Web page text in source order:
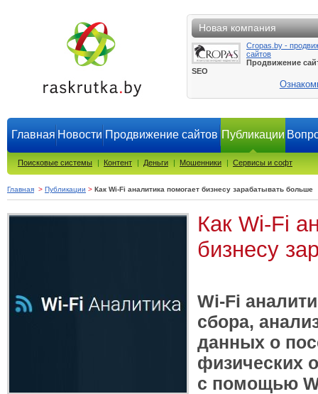
Новая компания
Cropas.by -
сайтов
Продвижение
SEO
Главная Новости Продвижение сайтов Публикации
Поисковые системы | Контент | Деньги | Мошенники | Сервисы и софт
Главная > Публикации > Как Wi-Fi аналитика помогает бизнесу зарабатывать больше
Как Wi-Fi
бизнесу
Wi-Fi
сбора,
данных о
физических
с помощью